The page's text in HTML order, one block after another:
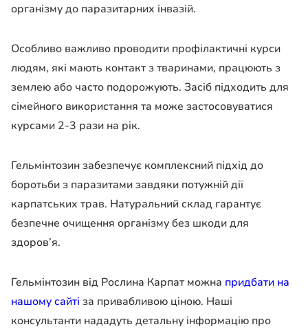
організму до паразитарних інвазій.
Особливо важливо проводити профілактичні курси
людям, які мають контакт з тваринами, працюють з
землею або часто подорожують. Засіб підходить для
сімейного використання та може застосовуватися
курсами 2-3 рази на рік.
Гельмінтозин забезпечує комплексний підхід до
боротьби з паразитами завдяки потужній дії
карпатських трав. Натуральний склад гарантує
безпечне очищення організму без шкоди для
здоров’я.
Гельмінтозин від Рослина Карпат можна придбати на
нашому сайті за привабливою ціною. Наші
консультанти нададуть детальну інформацію про